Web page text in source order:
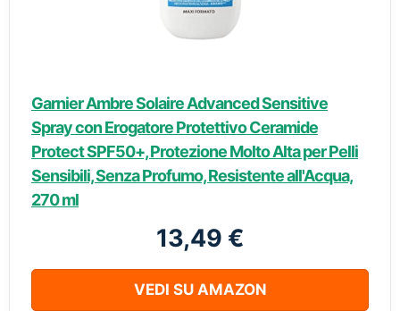
Garnier Ambre Solaire Advanced Sensitive
Spray con Erogatore Protettivo Ceramide
Protect SPF50+, Protezione Molto Alta per Pelli
Sensibili, Senza Profumo, Resistente all'Acqua,
270 ml
13,49 €
VEDI SU AMAZON